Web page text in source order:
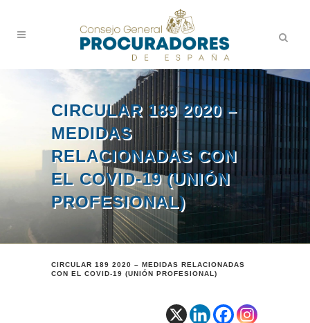
CIRCULAR 189 2020 –
MEDIDAS
RELACIONADAS CON
EL COVID-19 (UNIÓN
PROFESIONAL)
CIRCULAR 189 2020 – MEDIDAS RELACIONADAS
CON EL COVID-19 (UNIÓN PROFESIONAL)